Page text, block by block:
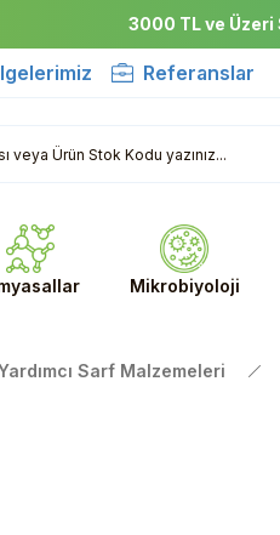
3000 TL ve
Referanslar
Mikrobiyoloji
Sarf Malzemeleri